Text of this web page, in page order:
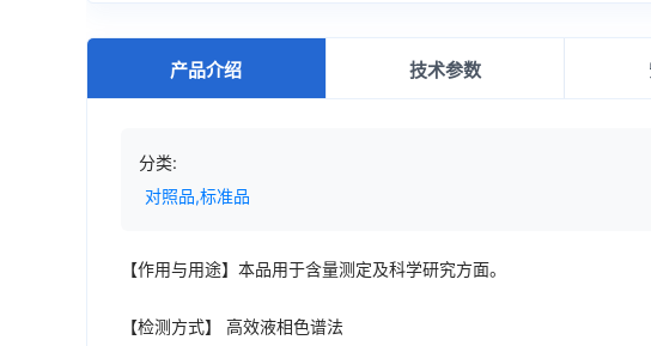
产品介绍 技术参数
分类:
对照品,标准品
【作用与用途】本品用于含量测定及科学研究方面。
【检测方式】 高效液相色谱法